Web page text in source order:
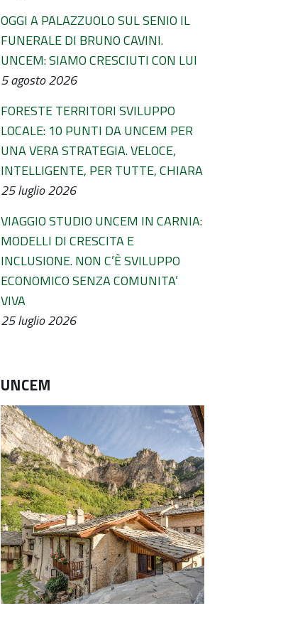
OGGI A PALAZZUOLO SUL SENIO IL
FUNERALE DI BRUNO CAVINI.
UNCEM: SIAMO CRESCIUTI CON LUI
5 agosto 2026
FORESTE TERRITORI SVILUPPO
LOCALE: 10 PUNTI DA UNCEM PER
UNA VERA STRATEGIA. VELOCE,
INTELLIGENTE, PER TUTTE, CHIARA
25 luglio 2026
VIAGGIO STUDIO UNCEM IN CARNIA:
MODELLI DI CRESCITA E
INCLUSIONE. NON C’È SVILUPPO
ECONOMICO SENZA COMUNITA’
VIVA
25 luglio 2026
UNCEM